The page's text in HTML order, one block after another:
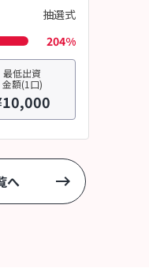
抽選式
204%
最低出資
金額(1口)
へ keyboard_backspace